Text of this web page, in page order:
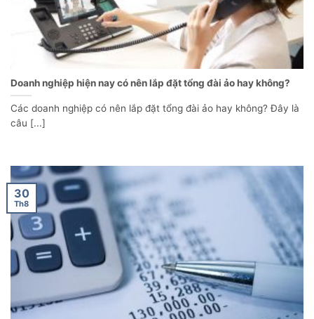
Doanh nghiệp hiện nay có nên lắp đặt tổng đài ảo hay không?
Các doanh nghiệp có nên lắp đặt tổng đài ảo hay không? Đây là
câu [...]
30
Th8